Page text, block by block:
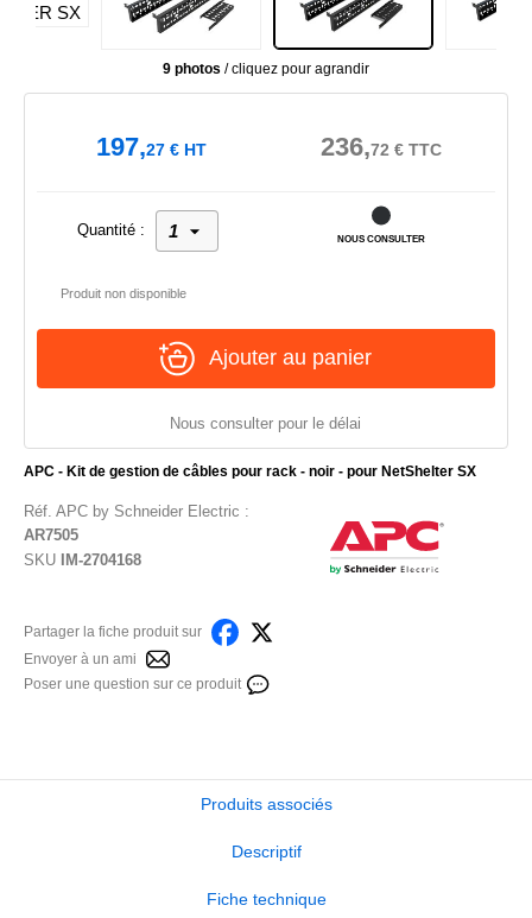
9 photos / cliquez pour agrandir
APC - Kit de gestion de câbles pour rack - noir - pour NetShelter SX
Réf. APC by Schneider Electric :
AR7505
SKU
IM-2704168
Partager la fiche produit sur
Envoyer à un ami
Poser une question sur ce produit
197,27€HT 236,72 €TTC
Quantité :
NOUS CONSULTER
Produit non disponible
Ajouter au panier
Nous consulter pour le délai
Produits associés
Descriptif
Fiche technique